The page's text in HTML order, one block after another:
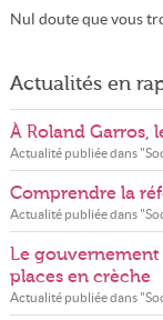
Nul doute que vous
Actualités en
À Roland Garros,
Actualité publiée dans "
Comprendre la
Actualité publiée dans "
Le
places en crèche
Actualité publiée dans "